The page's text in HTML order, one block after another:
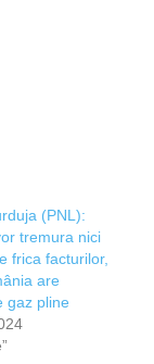
(PNL):
tremura nici
frica facturilor,
are
gaz pline